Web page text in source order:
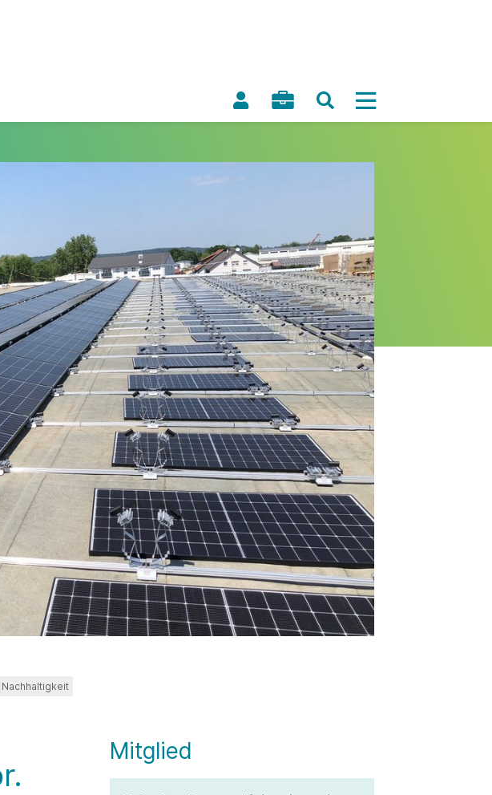
Nachhaltigkeit
Mitglied